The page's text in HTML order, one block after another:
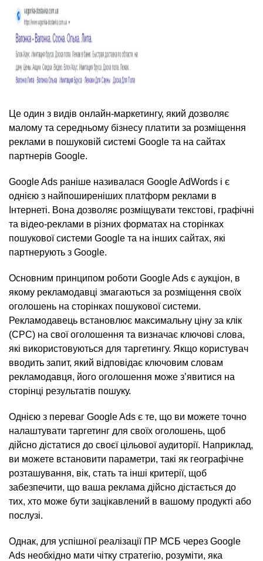
Це один з видів онлайн-маркетингу, який дозволяє
малому та середньому бізнесу платити за розміщення
реклами в пошуковій системі Google та на сайтах
партнерів Google.
Google Ads раніше називалася Google AdWords і є
однією з найпоширеніших платформ реклами в
Інтернеті. Вона дозволяє розміщувати текстові, графічні
та відео-реклами в різних форматах на сторінках
пошукової системи Google та на інших сайтах, які
партнерують з Google.
Основним принципом роботи Google Ads є аукціон, в
якому рекламодавці змагаються за розміщення своїх
оголошень на сторінках пошукової системи.
Рекламодавець встановлює максимальну ціну за клік
(CPC) на свої оголошення та визначає ключові слова,
які використовуються для таргетингу. Якщо користувач
вводить запит, який відповідає ключовим словам
рекламодавця, його оголошення може з’явитися на
сторінці результатів пошуку.
Однією з переваг Google Ads є те, що ви можете точно
налаштувати таргетинг для своїх оголошень, щоб
дійсно дістатися до своєї цільової аудиторії. Наприклад,
ви можете встановити параметри, такі як географічне
розташування, вік, стать та інші критерії, щоб
забезпечити, що ваша реклама дійсно дістається до
тих, хто може бути зацікавлений в вашому продукті або
послузі.
Однак, для успішної реалізації ПР МСБ через Google
Ads необхідно мати чітку стратегію, розуміти, яка